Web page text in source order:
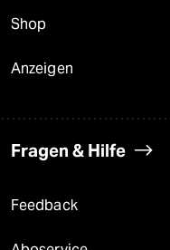
Shop
Anzeigen
Fragen & Hilfe
Feedback